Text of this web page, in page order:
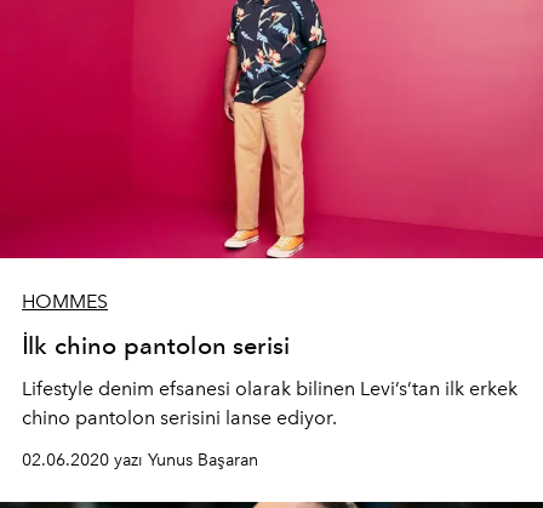
HOMMES
İlk chino pantolon serisi
Lifestyle denim efsanesi olarak bilinen Levi’s’tan ilk erkek
chino pantolon serisini lanse ediyor.
02.06.2020 yazı Yunus Başaran